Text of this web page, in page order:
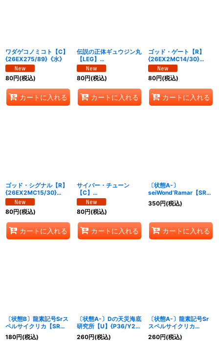
ワダゲコノミコト【C】
{26EX275/89}《水》
80円(税込)
カートに入れる
伝説の正体ギュウジン丸
【LEG】
{26EX2MC3/30}
《水》
80円(税込)
カートに入れる
ゴッド・ゲート【R】
{26EX2MC14/30}
《水》
80円(税込)
カートに入れる
ゴッド・シグナル【R】
{26EX2MC15/30}
《水》
80円(税込)
カートに入れる
サイバー・チューン
【C】
{26EX2MC29/30}
《水》
80円(税込)
カートに入れる
〔状態A-〕
seiWond’Ramar【SR】
{24EX3秘3/秘20}
《水》
350円(税込)
カートに入れる
〔状態B〕龍素記号Srス
ペルサイクリカ【SR】
{23BD713/60}《水》
180円(税込)
〔状態A-〕Dの天災海底
研究所【U】{P36/Y25}
《水》
260円(税込)
〔状態A-〕龍素記号Sr
スペルサイクリカ
【SR】{23EX28/112}
《水》
260円(税込)